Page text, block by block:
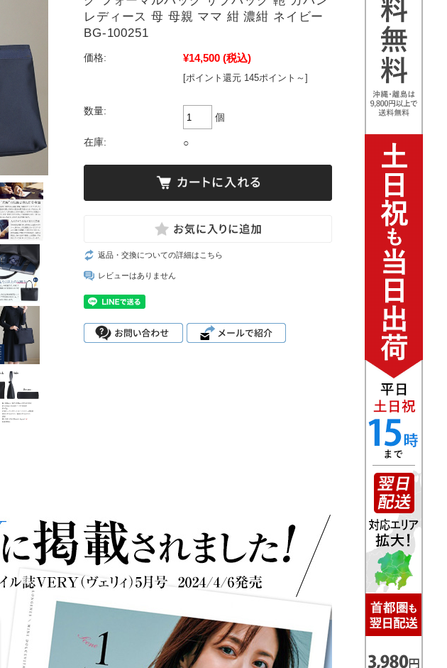
レディース 母 母親 ママ 紺 濃紺 ネイビー
BG-100251
価格: ¥14,500 (税込)
[ポイント還元 145ポイント～]
数量:
個
在庫: ○
返品・交換についての詳細はこちら
レビューはありません